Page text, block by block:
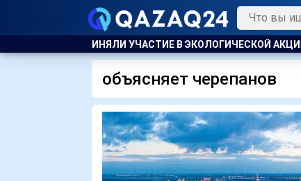
ОБЛАСТИ ПРИНЯЛИ УЧАСТИЕ В ЭКОЛОГИЧЕСКОЙ АКЦИИ
объясняет черепанов